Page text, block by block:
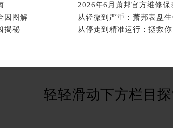
海拉尔区中央街萧邦售后服务中心（需提前预约
沁区明仁大街萧邦售后服务中心（需提前预约）
湾区人民南路萧邦售后服务中心（需提前预约）
街萧邦售后服务中心（需提前预约）
萧邦售后服务中心（需提前预约）
因图解
从轻微到严重：萧邦表盘
揭秘
从停走到精准运行：拯救
轻轻滑动下方栏目